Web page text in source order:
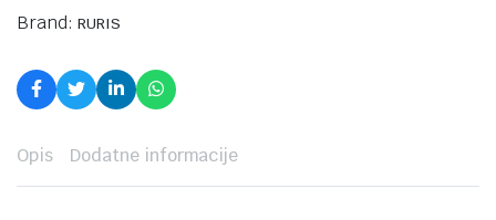
Brand: RURIS
Opis Dodatne informacije